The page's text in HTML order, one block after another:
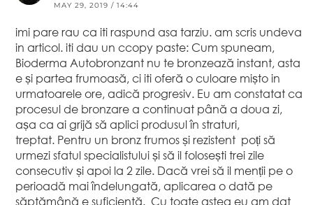
MAY 29, 2019 / 14:44
imi pare rau ca iti raspund asa tarziu. am scris undeva
in articol. iti dau un ccopy paste: Cum spuneam,
Bioderma Autobronzant nu te bronzează instant, asta
e și partea frumoasă, ci iti oferă o culoare mișto in
urmatoarele ore, adică progresiv. Eu am constatat ca
procesul de bronzare a continuat până a doua zi,
așa ca ai grijă să aplici produsul în straturi,
treptat. Pentru un bronz frumos și rezistent poți să
urmezi sfatul specialistului și să il folosești trei zile
consecutiv și apoi la 2 zile. Dacă vrei să il menții pe o
perioadă mai îndelungată, aplicarea o dată pe
săptămână e suficientă. Cu toate astea eu am dat